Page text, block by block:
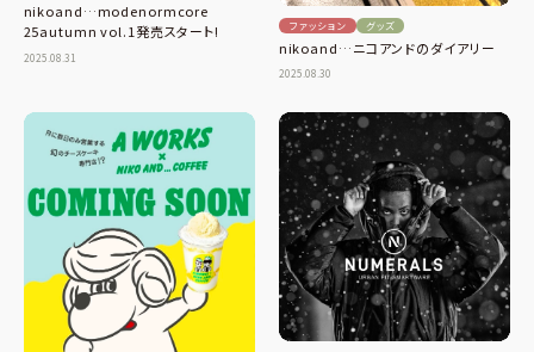
nikoand…modenormcore
25autumn vol.1発売スタート!
2025.08.31
ファッション グッズ
nikoand…ニコアンドのダイアリー
2025.08.30